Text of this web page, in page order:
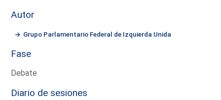
Autor
Grupo Parlamentario Federal de Izquierda Unida
Fase
Debate
Diario de sesiones